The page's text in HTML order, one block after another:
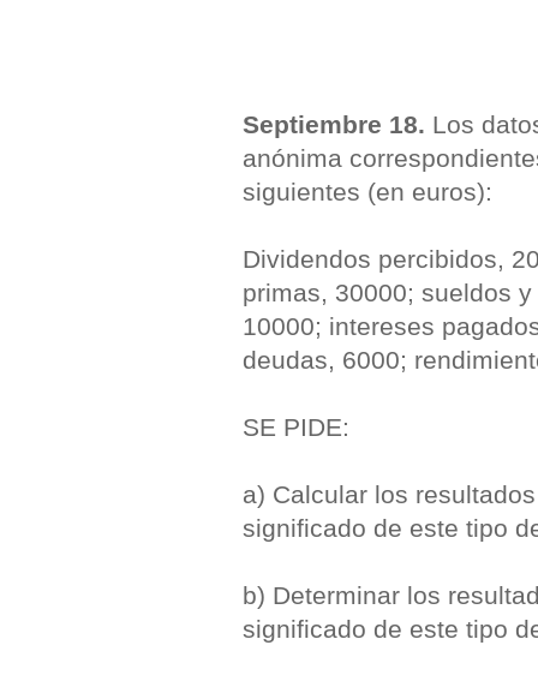
Septiembre 18. Los
anónima
siguientes (en euros):
Dividendos percibidos,
primas, 30000; sueldos
10000; intereses
deudas, 6000;
SE PIDE:
a) Calcular los
significado de este tipo
b) Determinar los
significado de este tipo